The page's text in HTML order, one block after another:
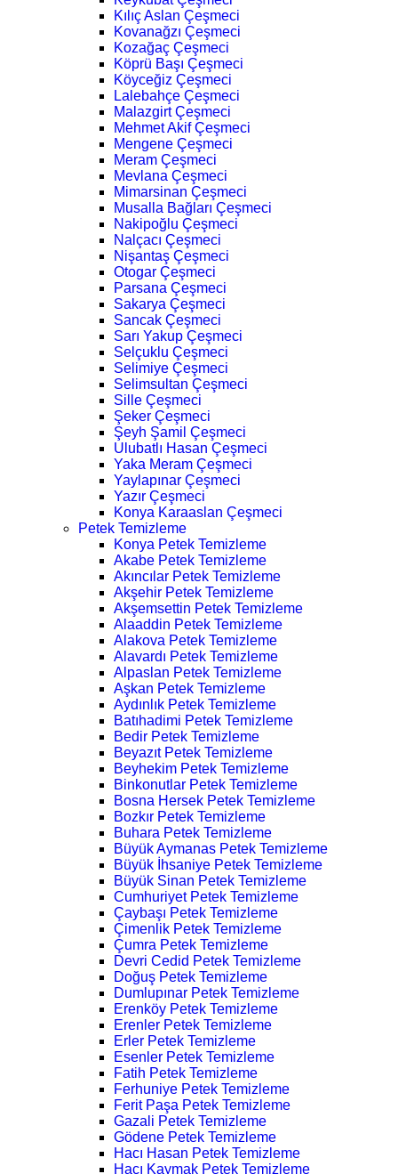
Kılıç Aslan Çeşmeci
Kovanağzı Çeşmeci
Kozağaç Çeşmeci
Köprü Başı Çeşmeci
Köyceğiz Çeşmeci
Lalebahçe Çeşmeci
Malazgirt Çeşmeci
Mehmet Akif Çeşmeci
Mengene Çeşmeci
Meram Çeşmeci
Mevlana Çeşmeci
Mimarsinan Çeşmeci
Musalla Bağları Çeşmeci
Nakipoğlu Çeşmeci
Nalçacı Çeşmeci
Nişantaş Çeşmeci
Otogar Çeşmeci
Parsana Çeşmeci
Sakarya Çeşmeci
Sancak Çeşmeci
Sarı Yakup Çeşmeci
Selçuklu Çeşmeci
Selimiye Çeşmeci
Selimsultan Çeşmeci
Sille Çeşmeci
Şeker Çeşmeci
Şeyh Şamil Çeşmeci
Ulubatlı Hasan Çeşmeci
Yaka Meram Çeşmeci
Yaylapınar Çeşmeci
Yazır Çeşmeci
Konya Karaaslan Çeşmeci
Petek Temizleme
Konya Petek Temizleme
Akabe Petek Temizleme
Akıncılar Petek Temizleme
Akşehir Petek Temizleme
Akşemsettin Petek Temizleme
Alaaddin Petek Temizleme
Alakova Petek Temizleme
Alavardı Petek Temizleme
Alpaslan Petek Temizleme
Aşkan Petek Temizleme
Aydınlık Petek Temizleme
Batıhadimi Petek Temizleme
Bedir Petek Temizleme
Beyazıt Petek Temizleme
Beyhekim Petek Temizleme
Binkonutlar Petek Temizleme
Bosna Hersek Petek Temizleme
Bozkır Petek Temizleme
Buhara Petek Temizleme
Büyük Aymanas Petek Temizleme
Büyük İhsaniye Petek Temizleme
Büyük Sinan Petek Temizleme
Cumhuriyet Petek Temizleme
Çaybaşı Petek Temizleme
Çimenlik Petek Temizleme
Çumra Petek Temizleme
Devri Cedid Petek Temizleme
Doğuş Petek Temizleme
Dumlupınar Petek Temizleme
Erenköy Petek Temizleme
Erenler Petek Temizleme
Erler Petek Temizleme
Esenler Petek Temizleme
Fatih Petek Temizleme
Ferhuniye Petek Temizleme
Ferit Paşa Petek Temizleme
Gazali Petek Temizleme
Gödene Petek Temizleme
Hacı Hasan Petek Temizleme
Hacı Kaymak Petek Temizleme